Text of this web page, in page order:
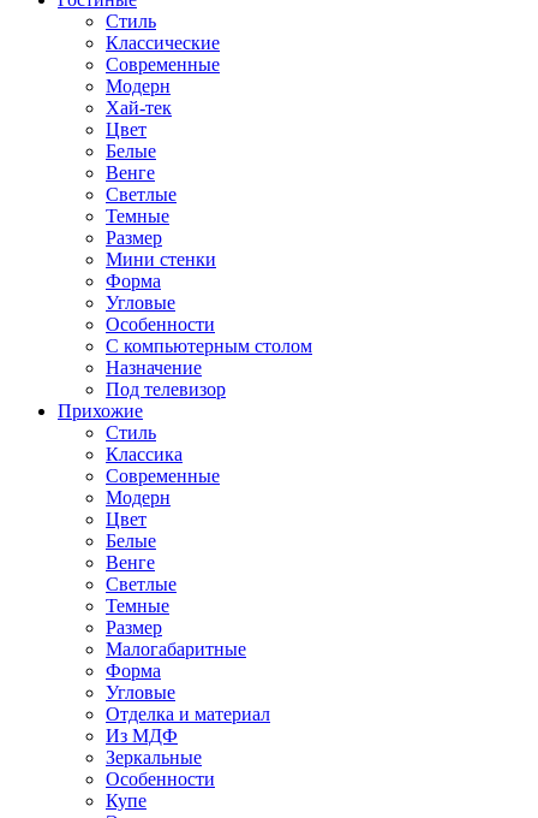
Стиль
Классические
Современные
Модерн
Хай-тек
Цвет
Белые
Венге
Светлые
Темные
Размер
Мини стенки
Форма
Угловые
Особенности
С компьютерным столом
Назначение
Под телевизор
Прихожие
Стиль
Классика
Современные
Модерн
Цвет
Белые
Венге
Светлые
Темные
Размер
Малогабаритные
Форма
Угловые
Отделка и материал
Из МДФ
Зеркальные
Особенности
Купе